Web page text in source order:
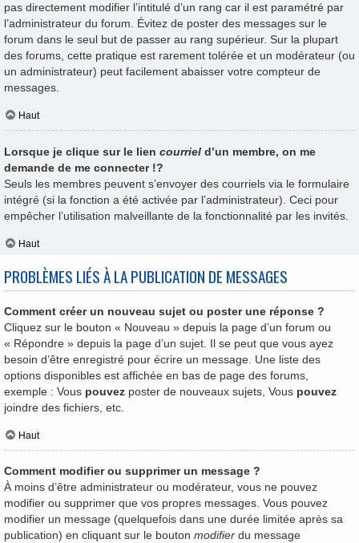
pas directement modifier l’intitulé d’un rang car il est paramétré par
l’administrateur du forum. Évitez de poster des messages sur le
forum dans le seul but de passer au rang supérieur. Sur la plupart
des forums, cette pratique est rarement tolérée et un modérateur (ou
un administrateur) peut facilement abaisser votre compteur de
messages.
Haut
Lorsque je clique sur le lien courriel d’un membre, on me
demande de me connecter !?
Seuls les membres peuvent s’envoyer des courriels via le formulaire
intégré (si la fonction a été activée par l’administrateur). Ceci pour
empêcher l’utilisation malveillante de la fonctionnalité par les invités.
Haut
PROBLÈMES LIÉS À LA PUBLICATION DE MESSAGES
Comment créer un nouveau sujet ou poster une réponse ?
Cliquez sur le bouton « Nouveau » depuis la page d’un forum ou
« Répondre » depuis la page d’un sujet. Il se peut que vous ayez
besoin d’être enregistré pour écrire un message. Une liste des
options disponibles est affichée en bas de page des forums,
exemple : Vous pouvez poster de nouveaux sujets, Vous pouvez
joindre des fichiers, etc.
Haut
Comment modifier ou supprimer un message ?
À moins d’être administrateur ou modérateur, vous ne pouvez
modifier ou supprimer que vos propres messages. Vous pouvez
modifier un message (quelquefois dans une durée limitée après sa
publication) en cliquant sur le bouton modifier du message